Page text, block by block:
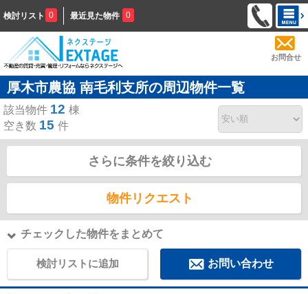
検討リスト 0 最近見た物件 0
お問合せ
厚木市農協 南毛利支所の周辺物件一覧
該当物件 12 棟
空き数 15 件
さらに条件を絞り込む
物件リクエスト
チェックした物件をまとめて
検討リストに追加 お問い合わせ